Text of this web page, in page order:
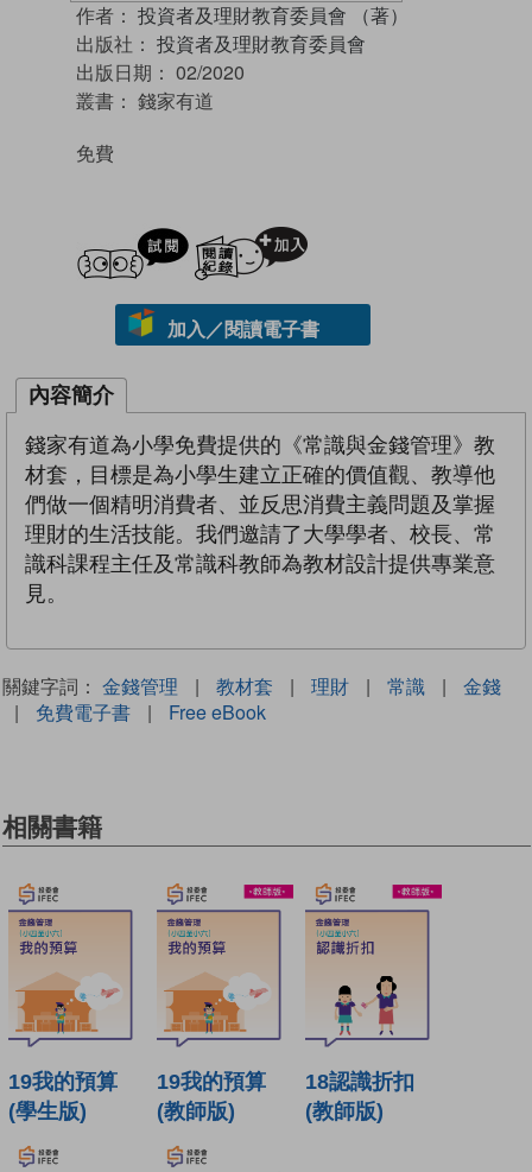
作者： 投資者及理財教育委員會 （著）
出版社： 投資者及理財教育委員會
出版日期： 02/2020
叢書： 錢家有道
免費
試閲
加入／閱讀電子書
內容簡介
錢家有道為小學免費提供的《常識與金錢管理》教
材套，目標是為小學生建立正確的價值觀、教導他
們做一個精明消費者、並反思消費主義問題及掌握
理財的生活技能。我們邀請了大學學者、校長、常
識科課程主任及常識科教師為教材設計提供專業意
見。
關鍵字詞： 金錢管理 | 教材套 | 理財 | 常識 |
金錢
|
免費電子書 | Free eBook
相關書籍
19我的預算
(學生版)
19我的預算
(教師版)
18認識折扣
(教師版)